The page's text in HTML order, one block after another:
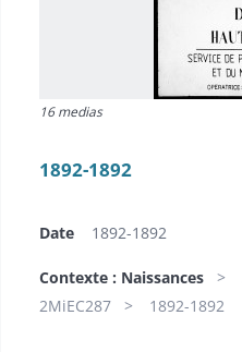
16 medias
1892-1892
Date 1892-1892
Contexte : Naissances
2MiEC287
1892-1892